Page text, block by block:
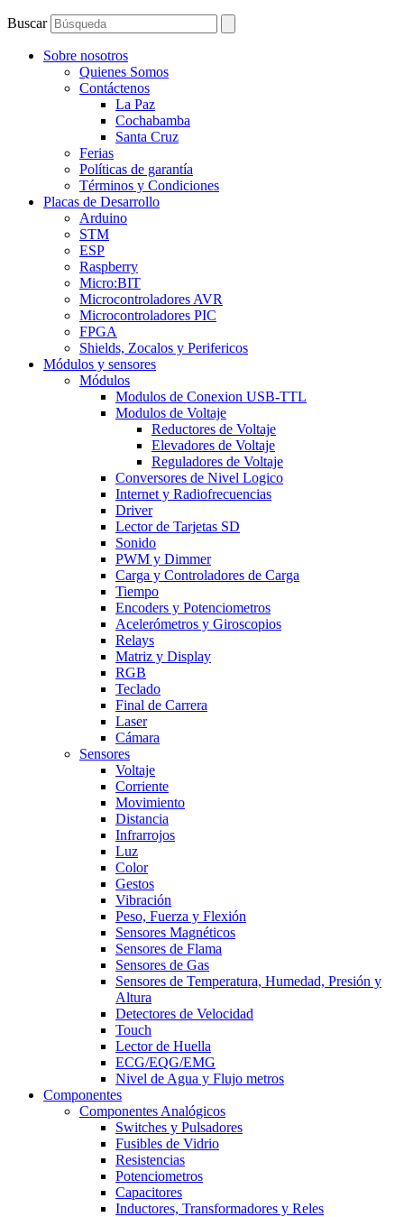
Buscar
Sobre nosotros
Quienes Somos
Contáctenos
La Paz
Cochabamba
Santa Cruz
Ferias
Políticas de garantía
Términos y Condiciones
Placas de Desarrollo
Arduino
STM
ESP
Raspberry
Micro:BIT
Microcontroladores AVR
Microcontroladores PIC
FPGA
Shields, Zocalos y Perifericos
Módulos y sensores
Módulos
Modulos de Conexion USB-TTL
Modulos de Voltaje
Reductores de Voltaje
Elevadores de Voltaje
Reguladores de Voltaje
Conversores de Nivel Logico
Internet y Radiofrecuencias
Driver
Lector de Tarjetas SD
Sonido
PWM y Dimmer
Carga y Controladores de Carga
Tiempo
Encoders y Potenciometros
Acelerómetros y Giroscopios
Relays
Matriz y Display
RGB
Teclado
Final de Carrera
Laser
Cámara
Sensores
Voltaje
Corriente
Movimiento
Distancia
Infrarrojos
Luz
Color
Gestos
Vibración
Peso, Fuerza y Flexión
Sensores Magnéticos
Sensores de Flama
Sensores de Gas
Sensores de Temperatura, Humedad, Presión y
Altura
Detectores de Velocidad
Touch
Lector de Huella
ECG/EQG/EMG
Nivel de Agua y Flujo metros
Componentes
Componentes Analógicos
Switches y Pulsadores
Fusibles de Vidrio
Resistencias
Potenciometros
Capacitores
Inductores, Transformadores y Reles